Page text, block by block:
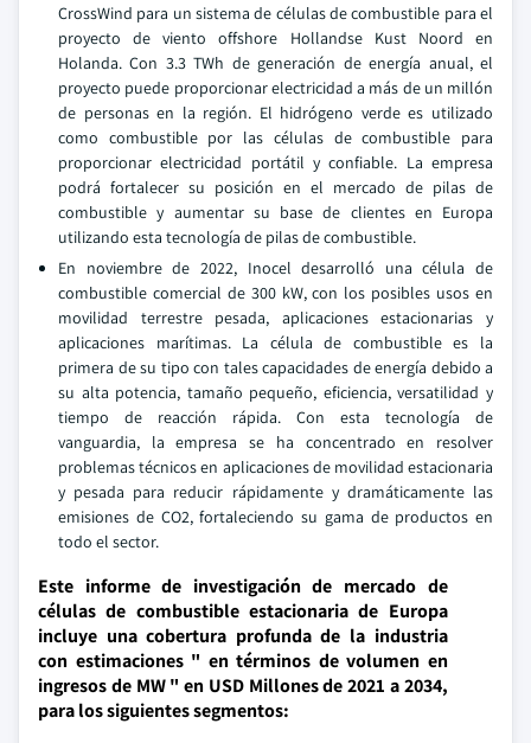
CrossWind para un sistema de células de combustible para el
proyecto de viento offshore Hollandse Kust Noord en
Holanda. Con 3.3 TWh de generación de energía anual, el
proyecto puede proporcionar electricidad a más de un millón
de personas en la región. El hidrógeno verde es utilizado
como combustible por las células de combustible para
proporcionar electricidad portátil y confiable. La empresa
podrá fortalecer su posición en el mercado de pilas de
combustible y aumentar su base de clientes en Europa
utilizando esta tecnología de pilas de combustible.
En noviembre de 2022, Inocel desarrolló una célula de
combustible comercial de 300 kW, con los posibles usos en
movilidad terrestre pesada, aplicaciones estacionarias y
aplicaciones marítimas. La célula de combustible es la
primera de su tipo con tales capacidades de energía debido a
su alta potencia, tamaño pequeño, eficiencia, versatilidad y
tiempo de reacción rápida. Con esta tecnología de
vanguardia, la empresa se ha concentrado en resolver
problemas técnicos en aplicaciones de movilidad estacionaria
y pesada para reducir rápidamente y dramáticamente las
emisiones de CO2, fortaleciendo su gama de productos en
todo el sector.
Este informe de investigación de mercado de
células de combustible estacionaria de Europa
incluye una cobertura profunda de la industria
con estimaciones " en términos de volumen en
ingresos de MW " en USD Millones de 2021 a 2034,
para los siguientes segmentos: